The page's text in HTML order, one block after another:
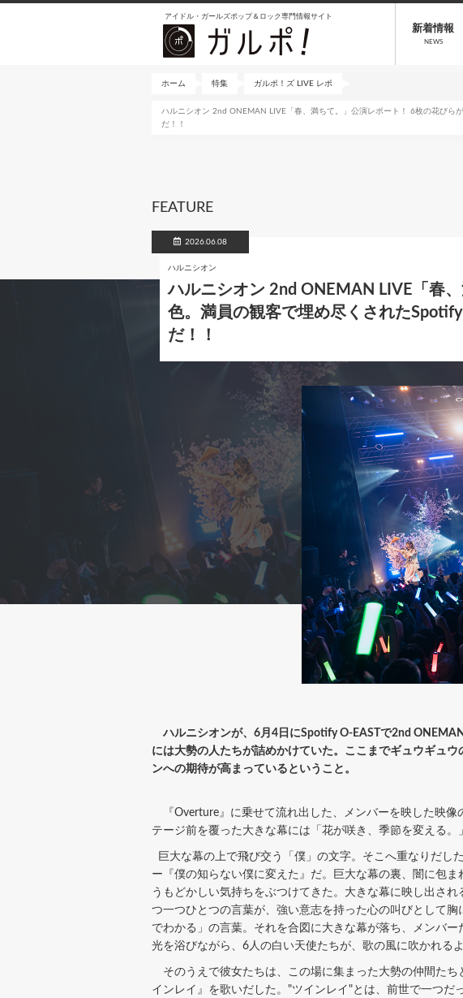
アイドル・ガールズポップ＆ロック専門情報サイト
新着情報
NEWS
ホーム 特集 ガルポ！ズ LIVE レポ
ハルニシオン 2nd ONEMAN LIVE「春、満ちて。」公演レポート！ 6枚の花びら
だ！！
FEATURE
2026.06.08
ハルニシオン
ハルニシオン 2nd ONEMAN LIVE「春
色。満員の観客で埋め尽くされた
だ！！
ハルニシオンが、6月4日にSpotify O-EASTで2nd
には大勢の人たちが詰めかけていた。ここまでギュウギュ
ンへの期待が高まっているということ。
『Overture』に乗せて流れ出した、メンバーを映した映像
テージ前を覆った大きな幕には「花が咲き、季節を変える。
巨大な幕の上で飛び交う「僕」の文字。そこへ重なりだし
ー『僕の知らない僕に変えた』だ。巨大な幕の裏、闇に包
うもどかしい気持ちをぶつけてきた。大きな幕に映し出さ
つ一つひとつの言葉が、強い意志を持った心の叫びとして
でわかる」の言葉。それを合図に大きな幕が落ち、メンバ
光を浴びながら、6人の白い天使たちが、歌の風に吹かれる
そのうえで彼女たちは、この場に集まった大勢の仲間た
インレイ』を歌いだした。"ツインレイ"とは、前世で一つ